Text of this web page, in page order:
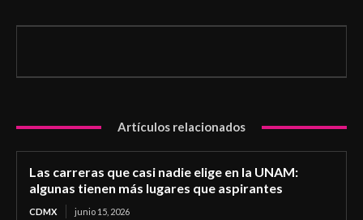
Artículos relacionados
Las carreras que casi nadie elige en la UNAM:
algunas tienen más lugares que aspirantes
CDMX junio 15, 2026